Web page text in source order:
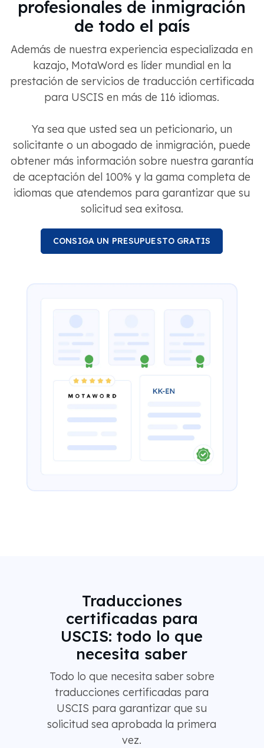
profesionales de inmigración
de todo el país
Además de nuestra experiencia especializada en
kazajo, MotaWord es líder mundial en la
prestación de servicios de traducción certificada
para USCIS en más de 116 idiomas.
Ya sea que usted sea un peticionario, un
solicitante o un abogado de inmigración, puede
obtener más información sobre nuestra garantía
de aceptación del 100% y la gama completa de
idiomas que atendemos para garantizar que su
solicitud sea exitosa.
CONSIGA UN PRESUPUESTO GRATIS
Traducciones
certificadas para
USCIS: todo lo que
necesita saber
Todo lo que necesita saber sobre
traducciones certificadas para
USCIS para garantizar que su
solicitud sea aprobada la primera
vez.